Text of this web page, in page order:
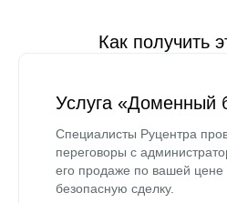
Как получить
Услуга «Доменный
Специалисты Руцентра
переговоры с
его продаже по вашей цене
безопасную сделку.